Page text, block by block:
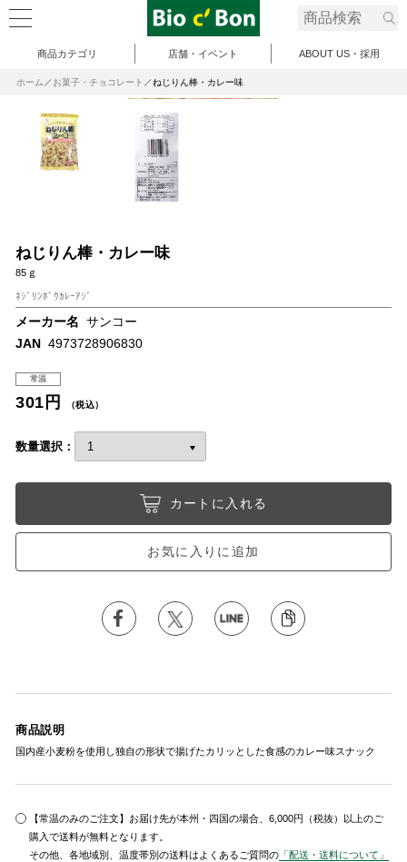
商品カテゴリ 店舗・イベント ABOUT US・採用
ホーム お菓子・チョコレート ねじりん棒・カレー味
ねじりん棒・カレー味
85ｇ
ﾈｼﾞﾘﾝﾎﾞｳｶﾚｰｱｼﾞ
メーカー名 サンコー
JAN 4973728906830
常温
301円 （税込）
数量選択：
カートに入れる
お気に入りに追加
商品説明
国内産小麦粉を使用し独自の形状で揚げたカリッとした食感のカレー味スナック
【常温のみのご注文】お届け先が本州・四国の場合、6,000円（税抜）以上のご
購入で送料が無料となります。
その他、各地域別、温度帯別の送料はよくあるご質問の 「配送・送料について」